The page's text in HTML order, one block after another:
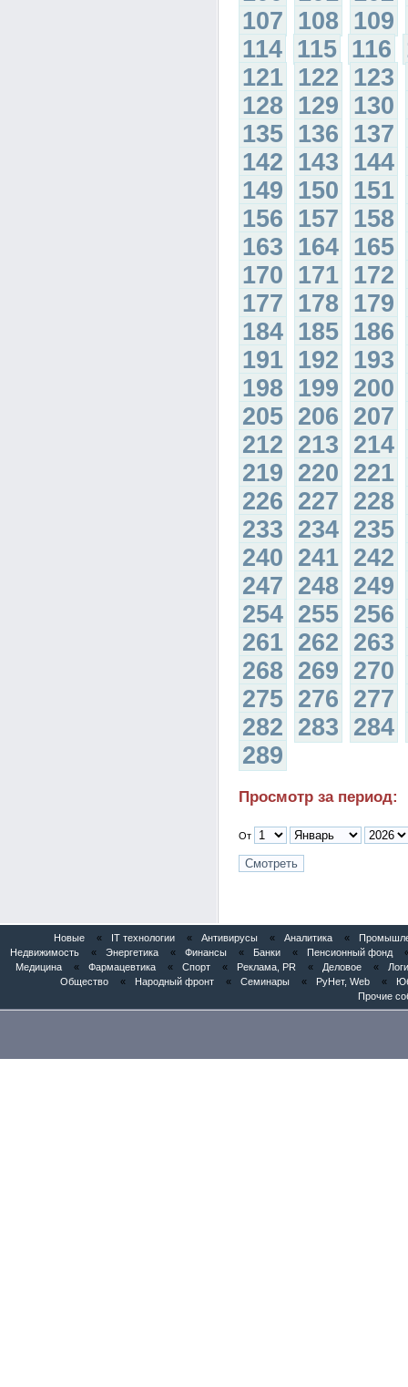
107 108 109
114 115 116
121 122 123
128 129 130
135 136 137
142 143 144
149 150 151
156 157 158
163 164 165
170 171 172
177 178 179
184 185 186
191 192 193
198 199 200
205 206 207
212 213 214
219 220 221
226 227 228
233 234 235
240 241 242
247 248 249
254 255 256
261 262 263
268 269 270
275 276 277
282 283 284
289
Просмотр за период:
От
Новые « IT технологии « Антивирусы « Аналитика «
Недвижимость
« Энергетика « Финансы « Банки « Пенсионный фонд
Медицина
« Фармацевтика « Спорт « Реклама, PR « Деловое «
Общество
« Народный фронт « Семинары « РуНет, Web «
Прочие